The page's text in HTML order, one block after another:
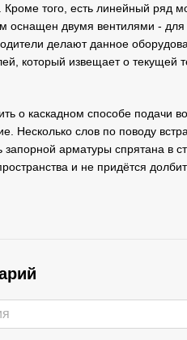
того, есть линейный ряд
оснащен двумя вентилями -
делают данное
который извещает о текущей
о каскадном способе подачи
Несколько слов по поводу
запорной арматуры спрятана в
и не придётся